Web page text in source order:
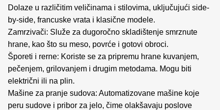
Dolaze u različitim veličinama i stilovima, uključujući side-
by-side, francuske vrata i klasične modele.
Zamrzivači: Služe za dugoročno skladištenje smrznute
hrane, kao što su meso, povrće i gotovi obroci.
Šporeti i rerne: Koriste se za pripremu hrane kuvanjem,
pečenjem, grilovanjem i drugim metodama. Mogu biti
električni ili na plin.
Mašine za pranje sudova: Automatizovane mašine koje
peru sudove i pribor za jelo, čime olakšavaju poslove